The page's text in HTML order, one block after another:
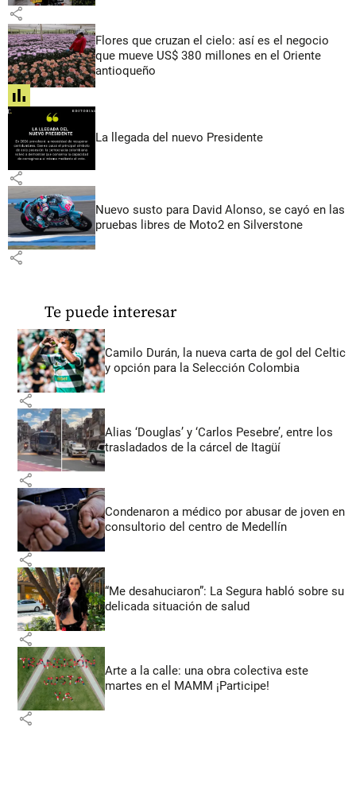
share
Flores que cruzan el cielo: así es el negocio
que mueve US$ 380 millones en el Oriente
antioqueño
share
La llegada del nuevo Presidente
share
Nuevo susto para David Alonso, se cayó en las
pruebas libres de Moto2 en Silverstone
share
Te puede interesar
Camilo Durán, la nueva carta de gol del Celtic
y opción para la Selección Colombia
share
Alias ‘Douglas’ y ‘Carlos Pesebre’, entre los
trasladados de la cárcel de Itagüí
share
Condenaron a médico por abusar de joven en
consultorio del centro de Medellín
share
“Me desahuciaron”: La Segura habló sobre su
delicada situación de salud
share
Arte a la calle: una obra colectiva este
martes en el MAMM ¡Participe!
share